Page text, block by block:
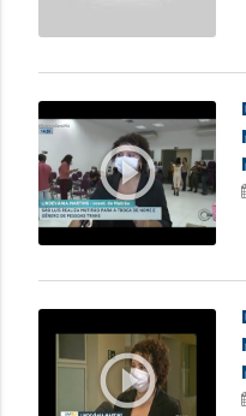
play_circle_outline
play_circle_outline